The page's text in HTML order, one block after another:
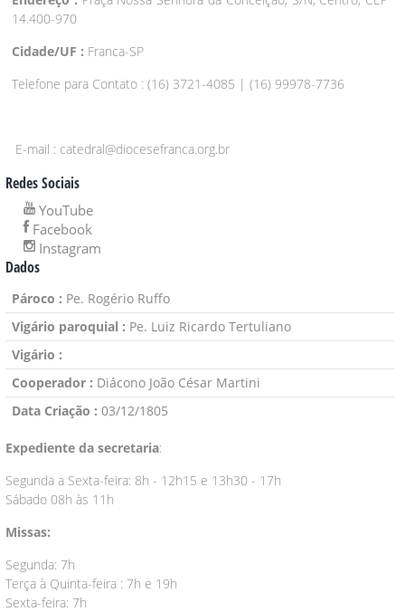
14.400-970
Cidade/UF : Franca-SP
Telefone para Contato : (16) 3721-4085 | (16) 99978-7736
E-mail : catedral@diocesefranca.org.br
Redes Sociais
YouTube
Facebook
Instagram
Dados
Pároco : Pe. Rogério Ruffo
Vigário paroquial : Pe. Luiz Ricardo Tertuliano
Vigário :
Cooperador : Diácono João César Martini
Data Criação : 03/12/1805
Expediente da secretaria:
Segunda a Sexta-feira: 8h - 12h15 e 13h30 - 17h
Sábado 08h às 11h
Missas:
Segunda: 7h
Terça à Quinta-feira : 7h e 19h
Sexta-feira: 7h